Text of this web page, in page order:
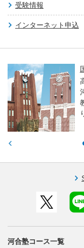
受験情報
インターネット申込
河合塾コース一覧